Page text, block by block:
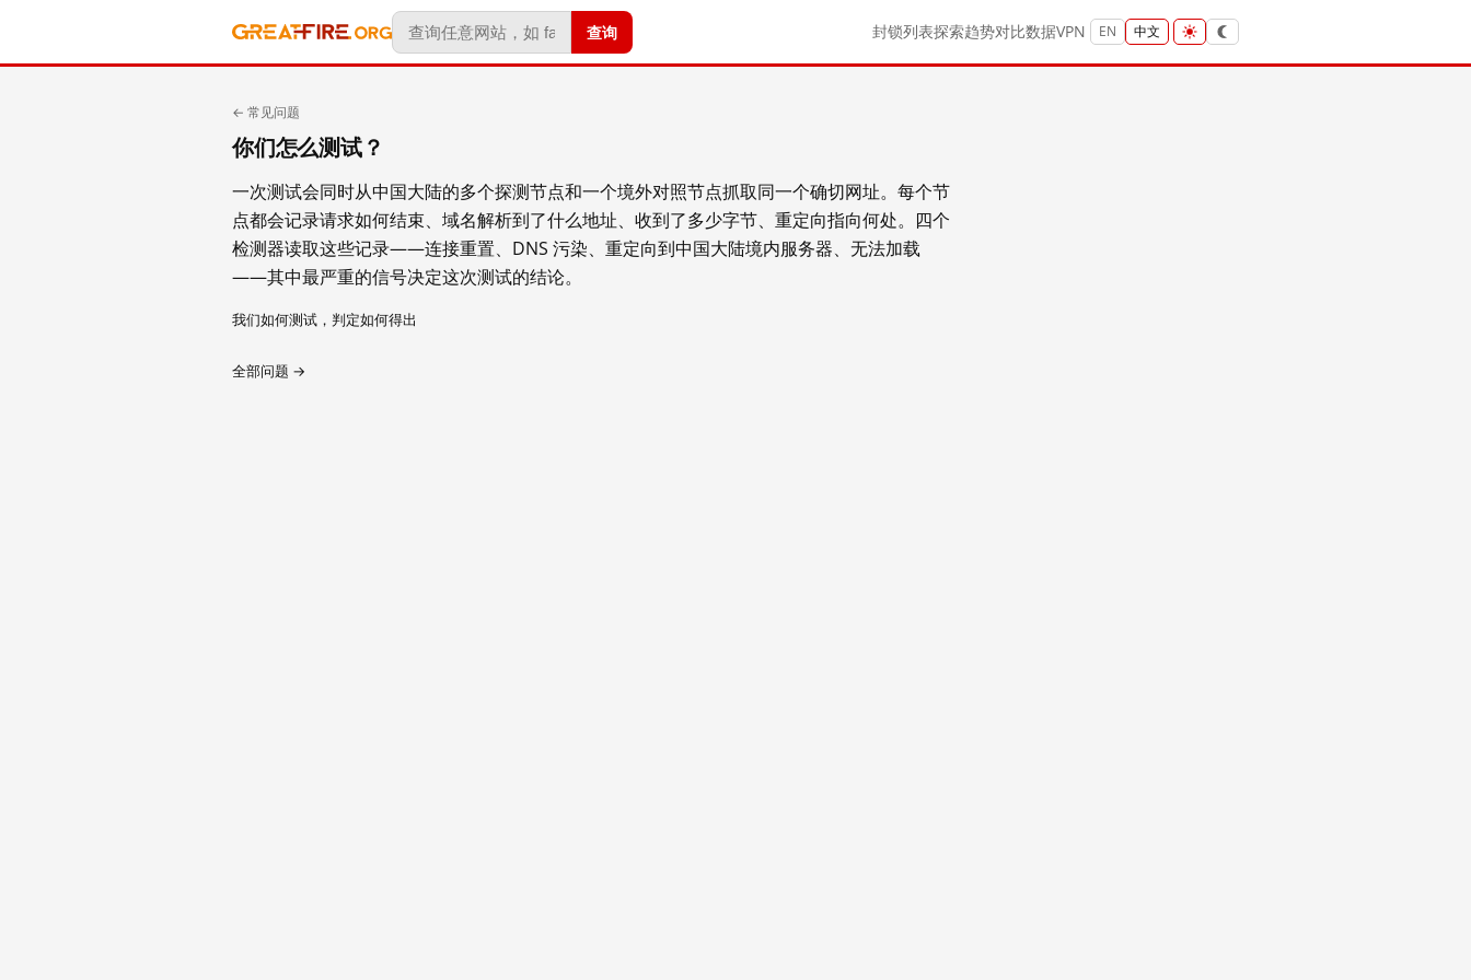
查询 封锁列表探索趋势对比数据VPN EN 中文
← 常见问题
你们怎么测试？
一次测试会同时从中国大陆的多个探测节点和一个境外对照节点抓取同一个确切网址。每个节
点都会记录请求如何结束、域名解析到了什么地址、收到了多少字节、重定向指向何处。四个
检测器读取这些记录——连接重置、DNS 污染、重定向到中国大陆境内服务器、无法加载
——其中最严重的信号决定这次测试的结论。
我们如何测试，判定如何得出
全部问题 →